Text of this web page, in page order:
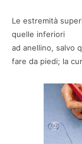
Le estremità
quelle inferiori
ad anellino, salvo
fare da piedi; la